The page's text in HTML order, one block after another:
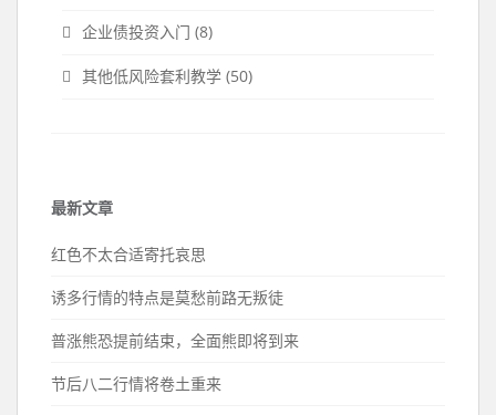
企业债投资入门 (8)
其他低风险套利教学 (50)
最新文章
红色不太合适寄托哀思
诱多行情的特点是莫愁前路无叛徒
普涨熊恐提前结束，全面熊即将到来
节后八二行情将卷土重来